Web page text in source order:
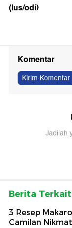
(lus/odi)
Komentar
Kirim Komentar
Jadilah
Berita Terkait
3 Resep
Camilan Nikmat